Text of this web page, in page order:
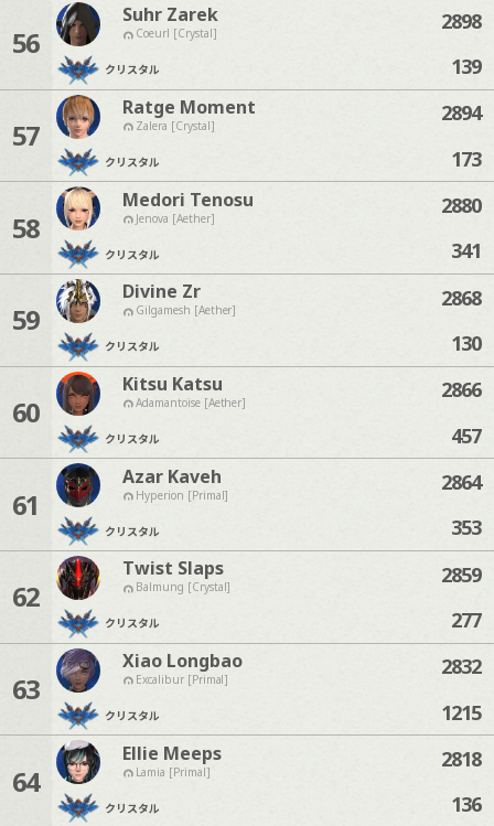
56
Suhr Zarek
Coeurl [Crystal]
クリスタル
2898
139
57
Ratge Moment
Zalera [Crystal]
クリスタル
2894
173
58
Medori Tenosu
Jenova [Aether]
クリスタル
2880
341
59
Divine Zr
Gilgamesh [Aether]
クリスタル
2868
130
60
Kitsu Katsu
Adamantoise [Aether]
クリスタル
2866
457
61
Azar Kaveh
Hyperion [Primal]
クリスタル
2864
353
62
Twist Slaps
Balmung [Crystal]
クリスタル
2859
277
63
Xiao Longbao
Excalibur [Primal]
クリスタル
2832
1215
64
Ellie Meeps
Lamia [Primal]
クリスタル
2818
136